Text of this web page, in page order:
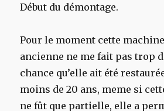
Début du démontage.
Pour le moment cette
ancienne ne me fait pas trop
chance qu’elle ait été
moins de 20 ans, meme si
ne fût que partielle, elle a